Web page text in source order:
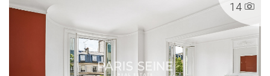
- PARIS 6 Agence Sèvres/Vaneau - 85 rue de Sèvres - PARIS 6
Agence Rennes/Saint-Germain - 83 rue de Rennes - PARIS 6
Agence Champ de Mars - 38 avenue de la Motte-Picquet - PARIS 7
(ACHAT - VENTE - LOCATION - GESTION - SUCCESSION -
ÉVALUATION OFFERTE SOUS 24 H).
14